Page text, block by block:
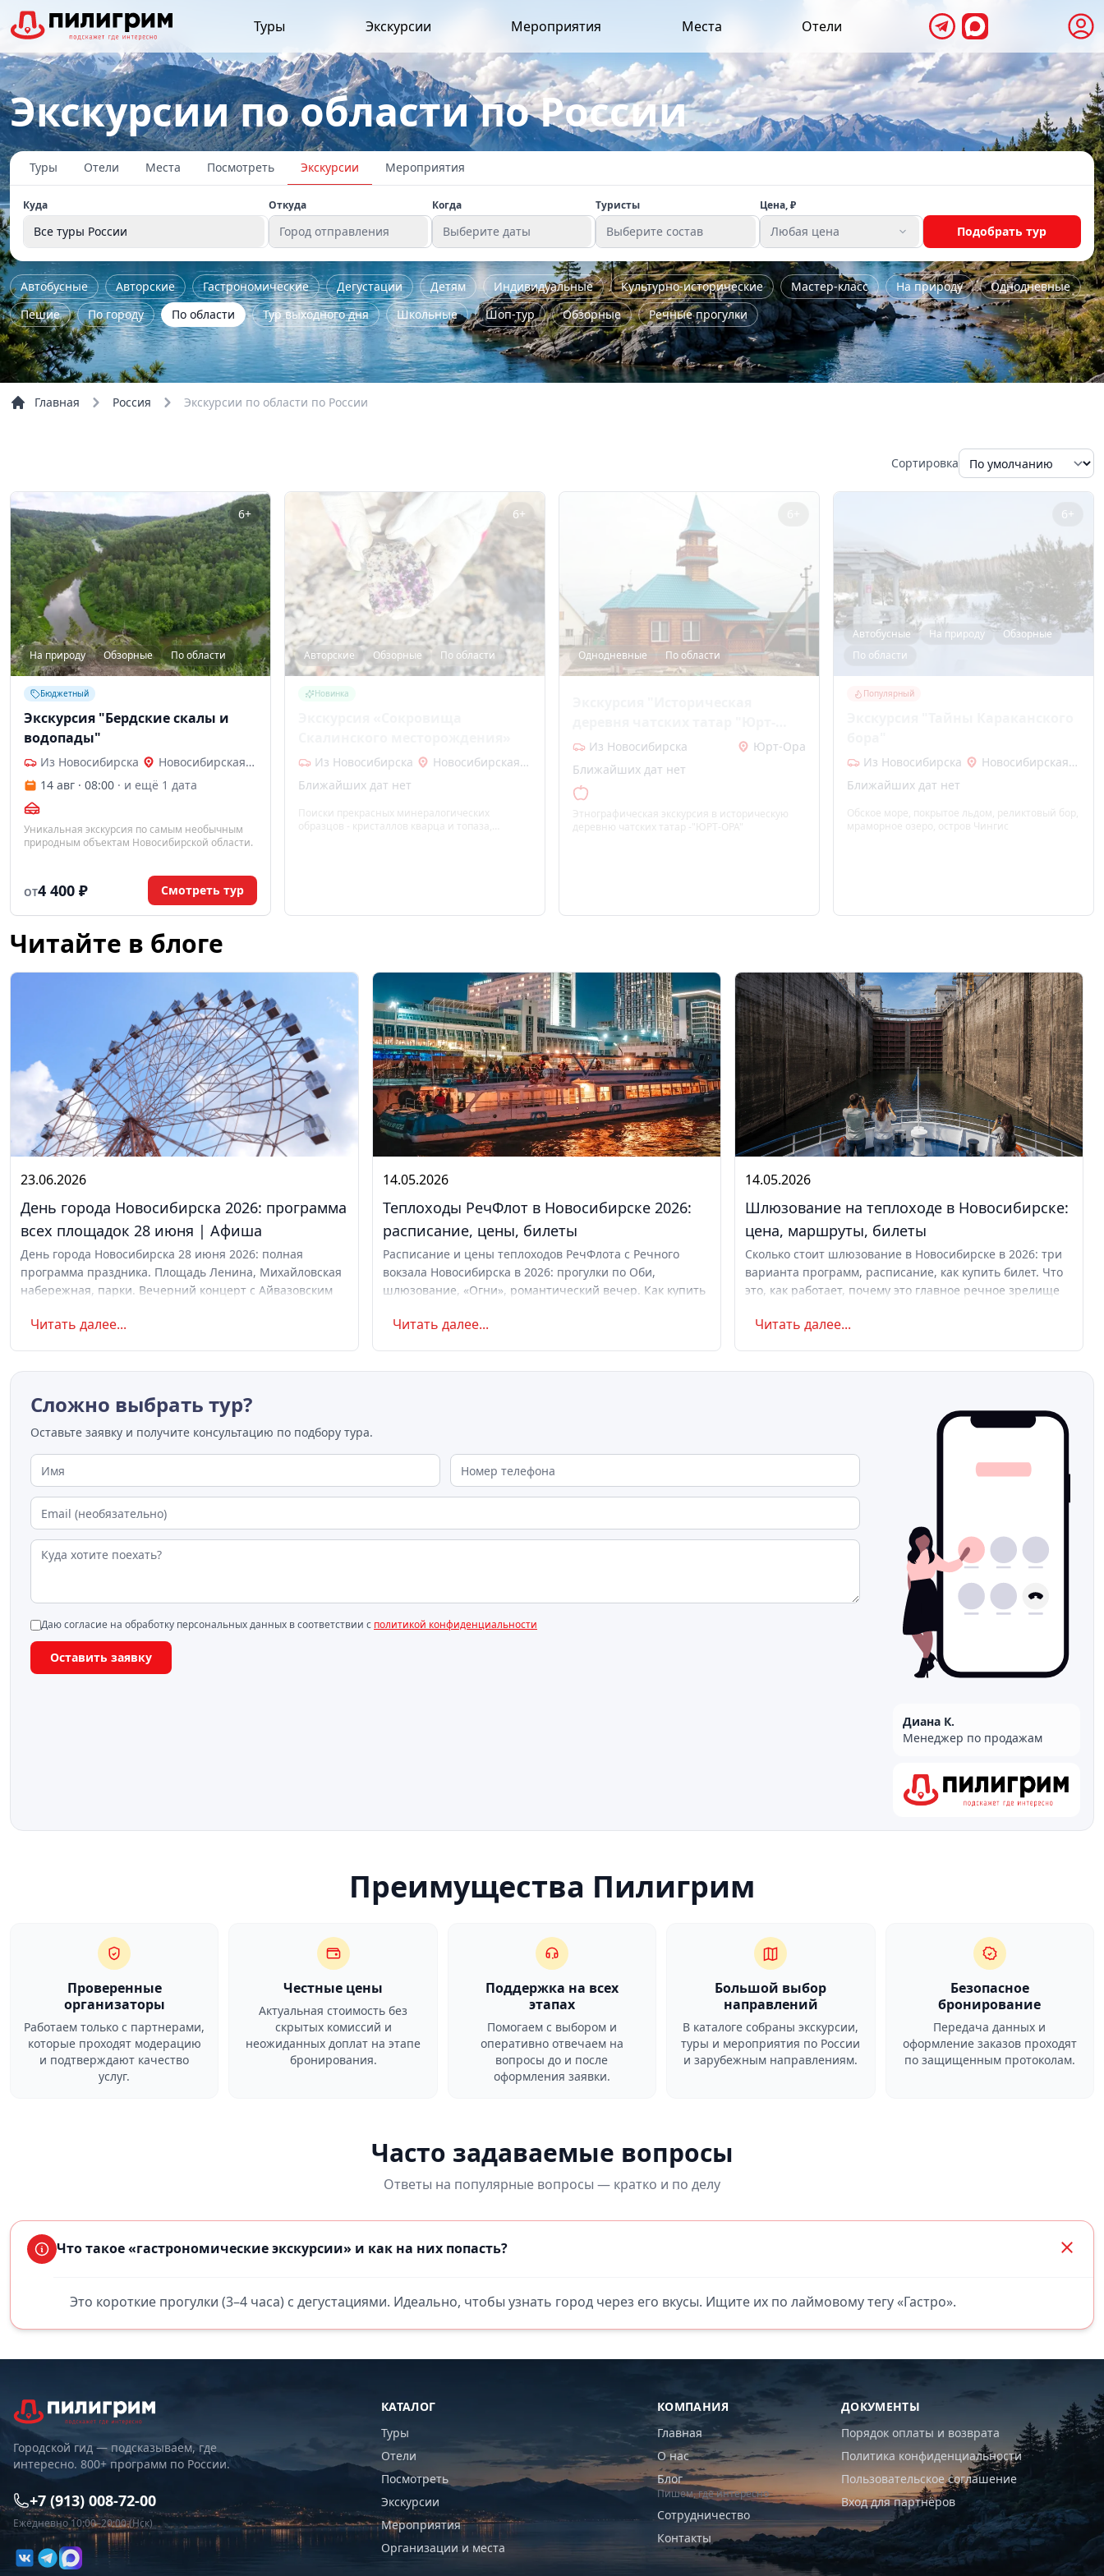
Туры Экскурсии Мероприятия Места Отели
Экскурсии по области по России
Туры Отели Места Посмотреть Экскурсии Мероприятия
Куда
Все туры России
Откуда
Город отправления
Когда
Выберите даты
Туристы
Выберите состав
Цена, ₽
Любая цена Подобрать тур
Автобусные Авторские Гастрономические Дегустации Детям Индивидуальные Культурно-исторические Мастер-класс На природу
Однодневные
Пешие
По городу По области Тур выходного дня Школьные Шоп-тур Обзорные Речные прогулки
Главная Россия Экскурсии по области по России
Сортировка
6+
На природу Обзорные По области
Бюджетный
Экскурсия "Бердские скалы и
водопады"
Из Новосибирска
Новосибирская область
14 авг · 08:00 · и ещё 1 дата
Уникальная экскурсия по самым необычным
природным объектам Новосибирской области.
ОТ4 400 ₽ Смотреть тур
6+
Авторские Обзорные По области
Новинка
Из Новосибирска
Новосибирская область
Ближайших дат нет
Поиски прекрасных минералогических
образцов - кристаллов кварца и топаза,
Однодневные По области
Ора""
Из Новосибирска
Юрт-Ора
Ближайших дат нет
Этнографическая экскурсия в историческую
деревню чатских татар -"ЮРТ-ОРА"
6+
Автобусные На природу
Обзорные
По области
Популярный
Из Новосибирска
Новосибирская область
Ближайших дат нет
Обское море, покрытое льдом, реликтовый бор,
мраморное озеро, остров Чингис
Читайте в блоге
23.06.2026
День города Новосибирска 2026: программа
всех площадок 28 июня | Афиша
День города Новосибирска 28 июня 2026: полная
программа праздника. Площадь Ленина, Михайловская
набережная, парки. Вечерний концерт с Айвазовским
бесплатным входом
Читать далее...
14.05.2026
Теплоходы РечФлот в Новосибирске 2026:
расписание, цены, билеты
Расписание и цены теплоходов РечФлота с Речного
вокзала Новосибирска в 2026: прогулки по Оби,
шлюзование, «Огни», романтический вечер. Как купить
Читать далее...
14.05.2026
Шлюзование на теплоходе в Новосибирске:
цена, маршруты, билеты
Сколько стоит шлюзование в Новосибирске в 2026: три
варианта программ, расписание, как купить билет. Что
это, как работает, почему это главное речное зрелище
Читать далее...
Сложно выбрать тур?
Оставьте заявку и получите консультацию по подбору тура.
Даю согласие на обработку персональных данных в соответствии с политикой конфиденциальности
Оставить заявку
Диана К.
Менеджер по продажам
Преимущества Пилигрим
Проверенные
организаторы
Работаем только с партнерами,
которые проходят модерацию
и подтверждают качество
услуг.
Честные цены
Актуальная стоимость без
скрытых комиссий и
неожиданных доплат на этапе
бронирования.
Поддержка на всех
этапах
Помогаем с выбором и
оперативно отвечаем на
вопросы до и после
оформления заявки.
Большой выбор
направлений
В каталоге собраны экскурсии,
туры и мероприятия по России
и зарубежным направлениям.
Безопасное
бронирование
Передача данных и
оформление заказов проходят
по защищенным протоколам.
Часто задаваемые вопросы
Ответы на популярные вопросы — кратко и по делу
Что такое «гастрономические экскурсии» и как на них попасть?
Это короткие прогулки (3–4 часа) с дегустациями. Идеально, чтобы узнать город через его вкусы. Ищите их по лаймовому тегу «Гастро».
Городской гид — подсказываем, где
интересно. 800+ программ по России.
+7 (913) 008-72-00
Ежедневно 10:00–20:00 (Нск)
КАТАЛОГ
Туры
Отели
Посмотреть
Экскурсии
Мероприятия
Организации и места
КОМПАНИЯ
Главная
О нас
Блог
Пишем, где интересно
Сотрудничество
Контакты
ДОКУМЕНТЫ
Порядок оплаты и возврата
Политика конфиденциальности
Пользовательское соглашение
Вход для партнёров